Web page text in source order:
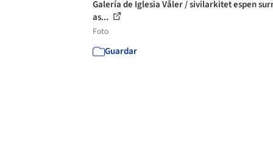
Galería de Iglesia Våler / sivilarkitet espen
as...
Foto
Guardar